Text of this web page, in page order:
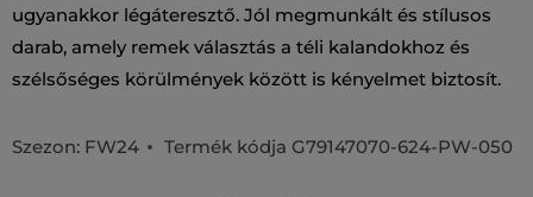
ugyanakkor légáteresztő. Jól megmunkált és stílusos
darab, amely remek választás a téli kalandokhoz és
szélsőséges körülmények között is kényelmet biztosít.
Szezon: FW24 Termék kódja G79147070-624-PW-050